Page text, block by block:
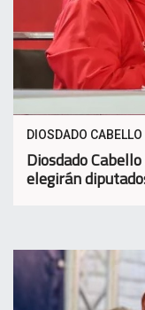
DIOSDADO CABELLO
Diosdado
elegirán